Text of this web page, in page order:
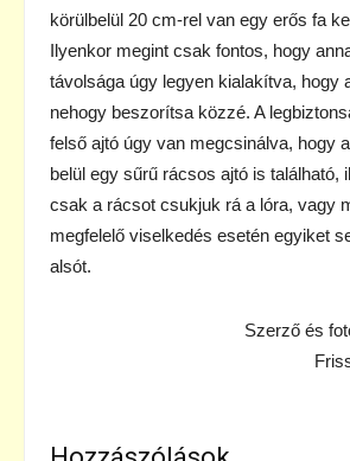
körülbelül 20 cm-rel van egy erős fa
Ilyenkor megint csak fontos, hogy
távolsága úgy legyen kialakítva, hogy
nehogy beszorítsa közzé. A
felső ajtó úgy van megcsinálva, hogy
belül egy sűrű rácsos ajtó is található,
csak a rácsot csukjuk rá a lóra, vagy
megfelelő viselkedés esetén egyiket
alsót.
Szerző és